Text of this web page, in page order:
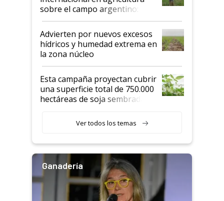
sobre el campo argentino:
"Estoy muy impresionado"
Advierten por nuevos excesos
hídricos y humedad extrema en
la zona núcleo
Esta campaña proyectan cubrir
una superficie total de 750.000
hectáreas de soja sembradas
variedades que marcan un
salto tecnológico en genética y
Ver todos los temas
Ganadería